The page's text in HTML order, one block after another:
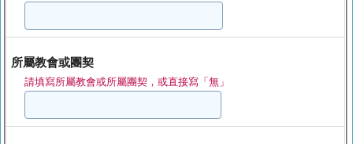
所屬教會或團契
請填寫所屬教會或所屬團契，或直接寫「無」